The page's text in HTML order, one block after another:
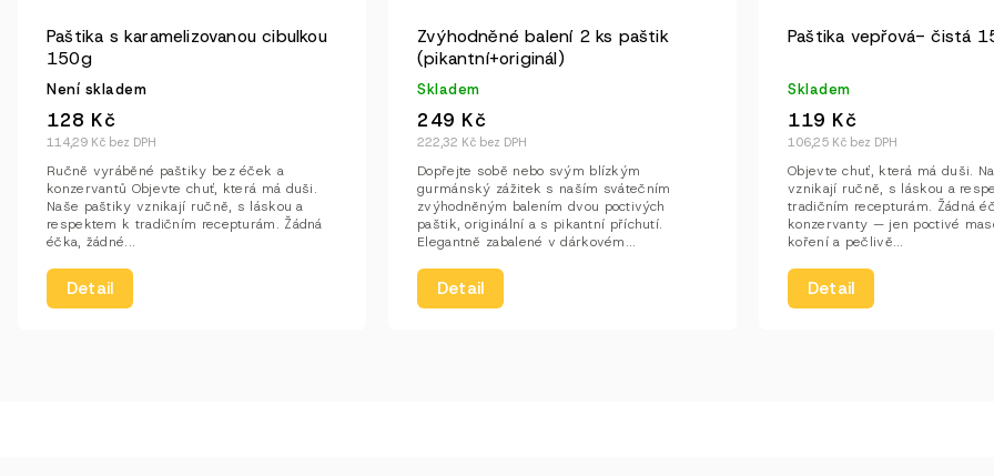
Paštika s karamelizovanou cibulkou
150g
Není skladem
114,29 Kč bez DPH
128 Kč
Detail
Ručně vyráběné paštiky bez éček a
konzervantů Objevte chuť, která má duši.
Naše paštiky vznikají ručně, s láskou a
respektem k tradičním recepturám. Žádná
éčka, žádné...
Zvýhodněné balení 2 ks paštik
(pikantní+originál)
Skladem
222,32 Kč bez DPH
249 Kč
Detail
Dopřejte sobě nebo svým blízkým
gurmánský zážitek s naším svátečním
zvýhodněným balením dvou poctivých
paštik, originální a s pikantní příchutí.
Elegantně zabalené v dárkovém...
Paštika vepřová- čistá
Skladem
106,25 Kč bez DPH
119 Kč
Detail
Objevte chuť, která má duši.
vznikají ručně, s láskou a
tradičním recepturám. Žádná
konzervanty — jen poctivé
koření a pečlivě...